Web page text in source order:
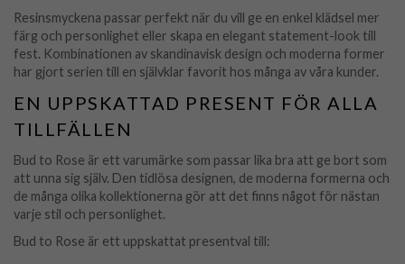
Resinsmyckena passar perfekt när du vill ge en enkel klädsel mer
färg och personlighet eller skapa en elegant statement-look till
fest. Kombinationen av skandinavisk design och moderna former
har gjort serien till en självklar favorit hos många av våra kunder.
EN UPPSKATTAD PRESENT FÖR ALLA
TILLFÄLLEN
Bud to Rose är ett varumärke som passar lika bra att ge bort som
att unna sig själv. Den tidlösa designen, de moderna formerna och
de många olika kollektionerna gör att det finns något för nästan
varje stil och personlighet.
Bud to Rose är ett uppskattat presentval till: